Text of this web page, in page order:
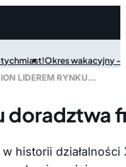
Okres wakacyjny -
XELION LIDEREM RYNKU DORADZTWA FINANSOWEGO
doradztwa
historii